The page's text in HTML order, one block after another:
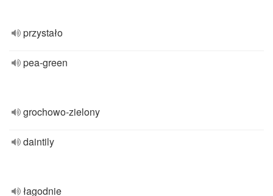
przystało
pea-green
grochowo-zielony
daintily
łagodnie